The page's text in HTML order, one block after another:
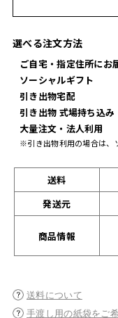
選べる注文方法
ご自宅・指定住所にお
ソーシャルギフト
引き出物宅配
引き出物 式場持ち込み
大量注文・法人利用
※引き出物利用の場合は、
送料
発送元
商品情報
送料について
手渡し用の紙袋をご